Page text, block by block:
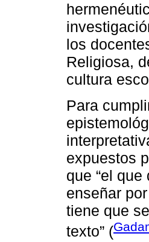
los
Religiosa,
cultura
Para
expuestos
que “el
enseñar
tiene que
texto” (